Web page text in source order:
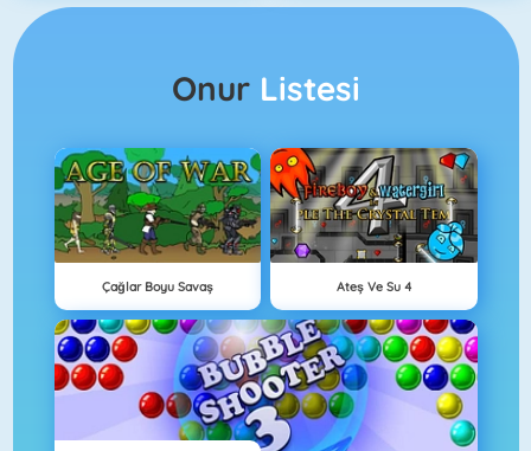
Onur Listesi
Çağlar Boyu Savaş Ateş Ve Su 4